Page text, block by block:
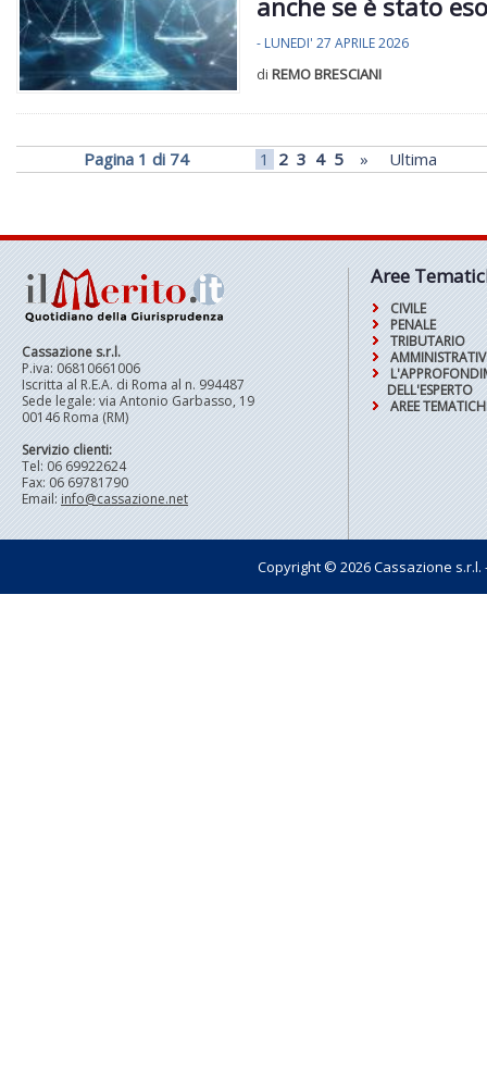
- LUNEDI' 27 APRILE 2026
di REMO BRESCIANI
Pagina 1 di 74 1 2 3 4 5 » Ultima
Cassazione s.r.l.
P.iva: 06810661006
Iscritta al R.E.A. di Roma al n. 994487
Sede legale: via Antonio Garbasso, 19
00146 Roma (RM)
Servizio clienti:
Tel: 06 69922624
Fax: 06 69781790
Email: info@cassazione.net
Aree
CIVILE
PENALE
TRIBUTARIO
DELL'ESPERTO
AREE
Copyright © 2026 Cassazione s.r.l.